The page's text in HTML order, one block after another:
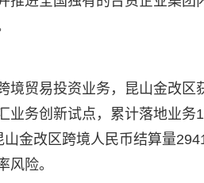
境贸易投资业务，昆山金改区
务创新试点，累计落地业务
金改区跨境人民币结算量
风险。